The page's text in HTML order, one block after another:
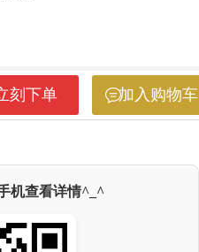
加入购物车
刻下单
机查看详情^_^